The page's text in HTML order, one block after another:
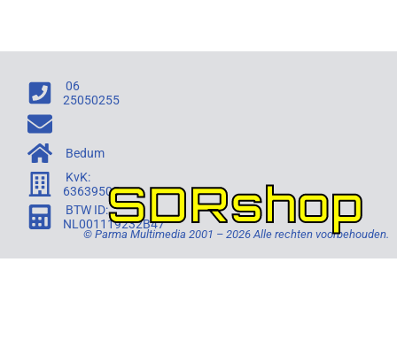
06
25050255
Bedum
KvK:
63639505
BTW ID:
NL001119232B47
© Parma Multimedia 2001 – 2026 Alle rechten voorbehouden.
SDRshop